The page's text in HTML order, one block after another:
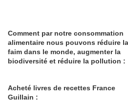
Comment par notre consommation
alimentaire nous pouvons réduire la
faim dans le monde, augmenter la
biodiversité et réduire la pollution :
Acheté livres de recettes France
Guillain :